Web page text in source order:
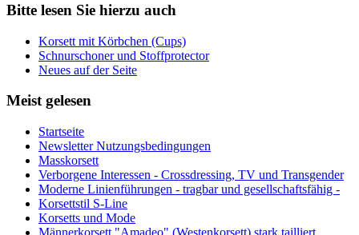
Bitte lesen Sie hierzu auch
Korsett mit Körbchen (Cups)
Schnurschoner und Stoffprotector
Neues auf der Seite
Meist gelesen
Startseite
Newsletter Nutzungsbedingungen
Masskorsett
Verborgene Interessen - Crossdressing, TV und Transgender
Moderne Linienführungen - tragbar und gesellschaftsfähig -
Korsettstil S-Line
Korsetts und Mode
Männerkorsett "Amadeo" (Westenkorsett) stark tailliert